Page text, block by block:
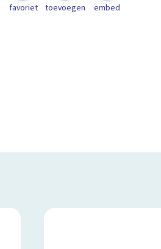
favoriet toevoegen embed